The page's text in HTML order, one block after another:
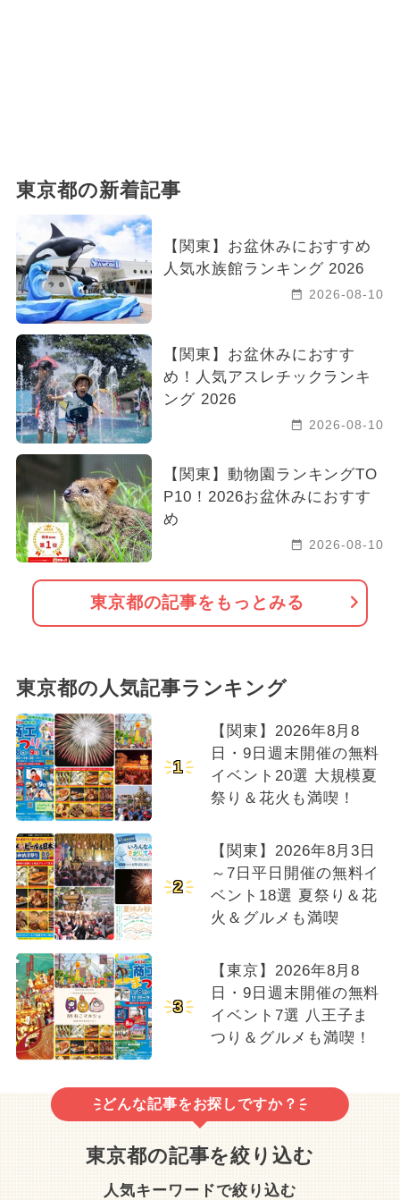
東京都の新着記事
【関東】お盆休みにおすすめ
人気水族館ランキング 2026
2026-08-10
【関東】お盆休みにおすす
め！人気アスレチックランキ
ング 2026
2026-08-10
【関東】動物園ランキングTO
P10！2026お盆休みにおすす
め
2026-08-10
東京都の記事をもっとみる
東京都の人気記事ランキング
1
【関東】2026年8月8
日・9日週末開催の無料
イベント20選 大規模夏
祭り＆花火も満喫！
2
【関東】2026年8月3日
～7日平日開催の無料イ
ベント18選 夏祭り＆花
火＆グルメも満喫
3
【東京】2026年8月8
日・9日週末開催の無料
イベント7選 八王子ま
つり＆グルメも満喫！
どんな記事をお探しですか？
東京都の記事を絞り込む
人気キーワードで絞り込む